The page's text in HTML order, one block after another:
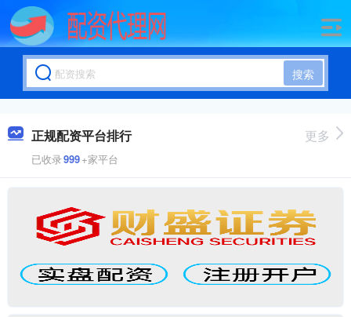
搜索
正规配资平台排行
已收录999+家平台
更多